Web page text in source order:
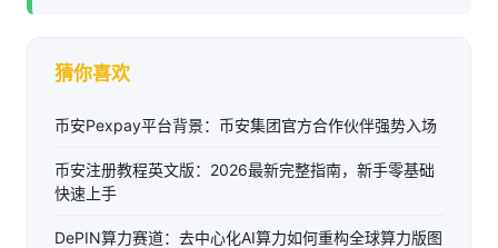
猜你喜欢
币安Pexpay平台背景：币安集团官方合作伙伴强势入场
币安注册教程英文版：2026最新完整指南，新手零基础
快速上手
DePIN算力赛道：去中心化AI算力如何重构全球算力版图